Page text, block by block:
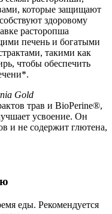
которые защищают
здоровому
расторопша
печень и богатыми
такими как
чтобы обеспечить
Gold
трав и BioPerine®,
усвоение. Он
и не содержит глютена,
еды. Рекомендуется